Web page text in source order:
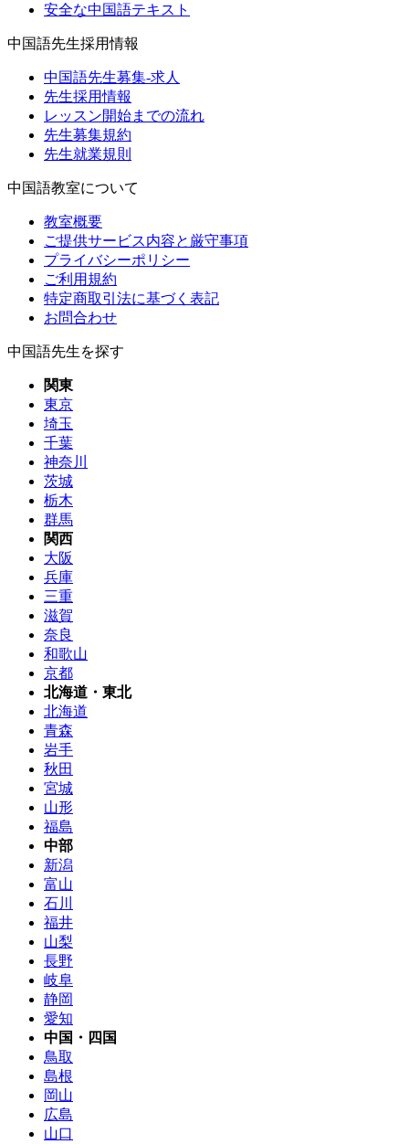
安全な中国語テキスト
中国語先生採用情報
中国語先生募集-求人
先生採用情報
レッスン開始までの流れ
先生募集規約
先生就業規則
中国語教室について
教室概要
ご提供サービス内容と厳守事項
プライバシーポリシー
ご利用規約
特定商取引法に基づく表記
お問合わせ
中国語先生を探す
関東
東京
埼玉
千葉
神奈川
茨城
栃木
群馬
関西
大阪
兵庫
三重
滋賀
奈良
和歌山
京都
北海道・東北
北海道
青森
岩手
秋田
宮城
山形
福島
中部
新潟
富山
石川
福井
山梨
長野
岐阜
静岡
愛知
中国・四国
鳥取
島根
岡山
広島
山口